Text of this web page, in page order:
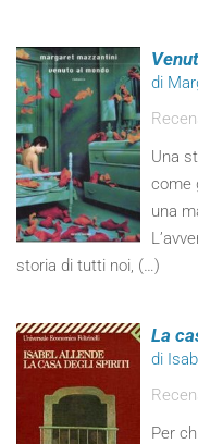
di
Una
come
una
storia di tutti noi, (…)
La
di
Per